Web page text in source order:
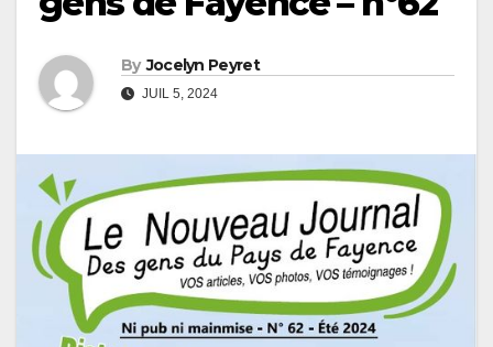
By Jocelyn Peyret
JUIL 5, 2024